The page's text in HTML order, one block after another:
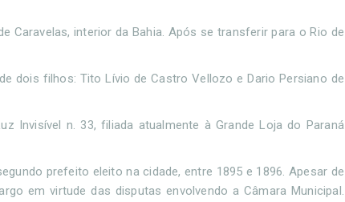
Caravelas, interior da Bahia. Após se transferir para o Rio de
dois filhos: Tito Lívio de Castro Vellozo e Dario Persiano de
Invisível n. 33, filiada atualmente à Grande Loja do Paraná
prefeito eleito na cidade, entre 1895 e 1896. Apesar de
em virtude das disputas envolvendo a Câmara Municipal.